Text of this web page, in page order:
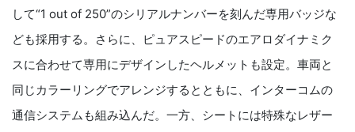
して“1 out of 250”のシリアルナンバーを刻んだ専用バッジな
ども採用する。さらに、ピュアスピードのエアロダイナミク
スに合わせて専用にデザインしたヘルメットも設定。車両と
同じカラーリングでアレンジするとともに、インターコムの
通信システムも組み込んだ。一方、シートには特殊なレザー